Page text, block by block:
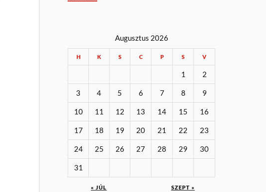
Augusztus 2026
H K S C P S V
1 2
3 4 5 6 7 8 9
10 11 12 13 14 15 16
17 18 19 20 21 22 23
24 25 26 27 28 29 30
31
« JÚL SZEPT »